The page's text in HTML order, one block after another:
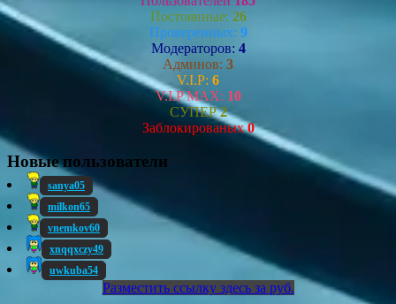
Постоянные: 26
Проверенных: 9
Модераторов: 4
Админов: 3
V.I.P: 6
V.I.P MAX: 10
СУПЕР2
Заблокированых0
Новые пользователи
sanya05
milkon65
vnemkov60
xnqqxczy49
uwkuba54
Разместить ссылку здесь за руб.